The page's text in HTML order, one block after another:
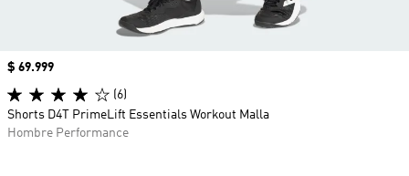
Precio
$ 69.999
(6)
Shorts D4T PrimeLift Essentials Workout Malla
Hombre Performance